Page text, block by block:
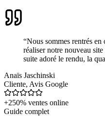
“Nous sommes rentrés en
réaliser notre nouveau
suite adoré le rendu, la
Anaïs Jaschinski
Cliente, Avis Google
+250% ventes online
Guide complet